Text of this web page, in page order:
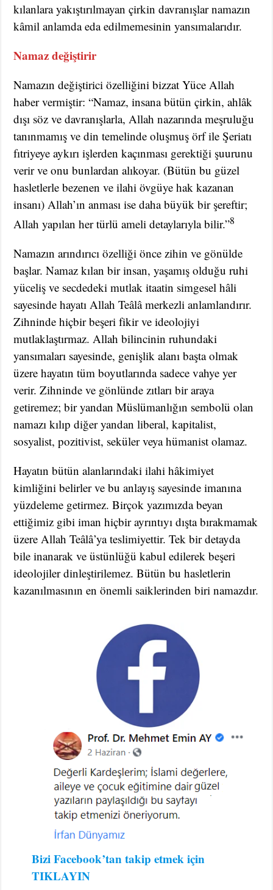
kılanlara yakıştırılmayan çirkin davranışlar namazın
kâmil anlamda eda edilmemesinin yansımalarıdır.
Namaz değiştirir
Namazın değiştirici özelliğini bizzat Yüce Allah
haber vermiştir: “Namaz, insana bütün çirkin, ahlâk
dışı söz ve davranışlarla, Allah nazarında meşruluğu
tanınmamış ve din temelinde oluşmuş örf ile Şeriatı
fıtriyeye aykırı işlerden kaçınması gerektiği şuurunu
verir ve onu bunlardan alıkoyar. (Bütün bu güzel
hasletlerle bezenen ve ilahi övgüye hak kazanan
insanı) Allah’ın anması ise daha büyük bir şereftir;
Allah yapılan her türlü ameli detaylarıyla bilir.”8
Namazın arındırıcı özelliği önce zihin ve gönülde
başlar. Namaz kılan bir insan, yaşamış olduğu ruhi
yüceliş ve secdedeki mutlak itaatin simgesel hâli
sayesinde hayatı Allah Teâlâ merkezli anlamlandırır.
Zihninde hiçbir beşeri fikir ve ideolojiyi
mutlaklaştırmaz. Allah bilincinin ruhundaki
yansımaları sayesinde, genişlik alanı başta olmak
üzere hayatın tüm boyutlarında sadece vahye yer
verir. Zihninde ve gönlünde zıtları bir araya
getiremez; bir yandan Müslümanlığın sembolü olan
namazı kılıp diğer yandan liberal, kapitalist,
sosyalist, pozitivist, seküler veya hümanist olamaz.
Hayatın bütün alanlarındaki ilahi hâkimiyet
kimliğini belirler ve bu anlayış sayesinde imanına
yüzdeleme getirmez. Birçok yazımızda beyan
ettiğimiz gibi iman hiçbir ayrıntıyı dışta bırakmamak
üzere Allah Teâlâ’ya teslimiyettir. Tek bir detayda
bile inanarak ve üstünlüğü kabul edilerek beşeri
ideolojiler dinleştirilemez. Bütün bu hasletlerin
kazanılmasının en önemli saiklerinden biri namazdır.
Bizi Facebook’tan takip etmek için
TIKLAYIN